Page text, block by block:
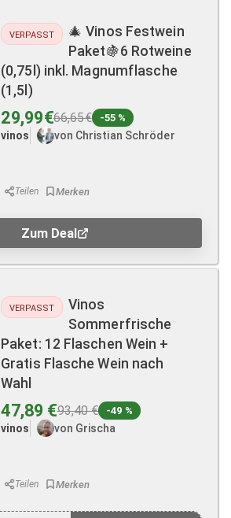
VERPASST
🎄 Vinos Festwein
Paket🍇6 Rotweine
(0,75l) inkl. Magnumflasche
(1,5l)
29,99€66,65€ -55 %
vinos von Christian Schröder
Teilen
Zum Deal
VERPASST
Vinos
Sommerfrische
Paket: 12 Flaschen Wein +
Gratis Flasche Wein nach
Wahl
47,89 €93,40 € -49 %
vinos von Grischa
Teilen